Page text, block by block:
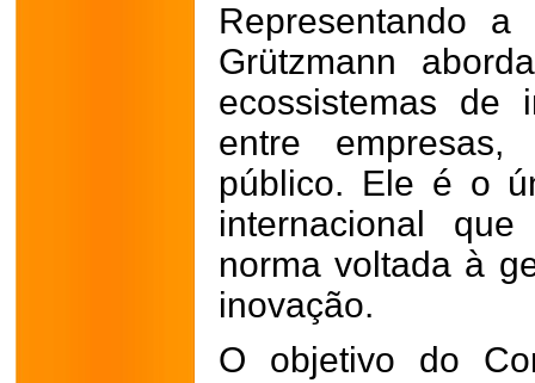
Representando
Grützmann
ecossistemas de
entre
público. Ele é o
internacional
norma voltada à
inovação.
O objetivo do